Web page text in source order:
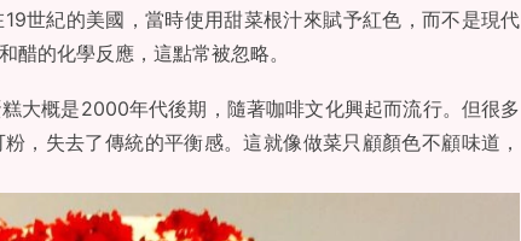
世紀的美國，當時使用甜菜根汁來賦予紅色，而不是現代
醋的化學反應，這點常被忽略。
大概是2000年代後期，隨著咖啡文化興起而流行。但很多
，失去了傳統的平衡感。這就像做菜只顧顏色不顧味道，